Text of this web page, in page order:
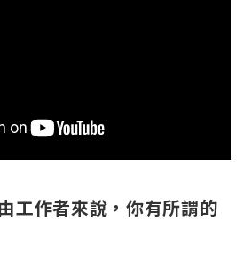
工作者來說，你有所謂的